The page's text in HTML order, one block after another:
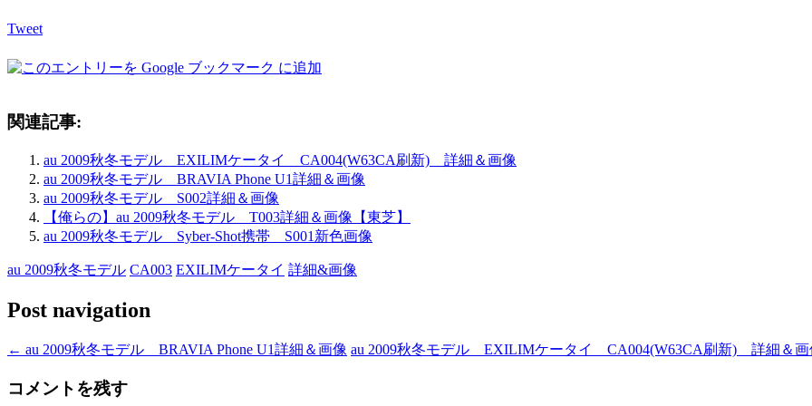
Tweet
関連記事:
au 2009秋冬モデル EXILIMケータイ CA004(W63CA刷新) 詳細＆画像
au 2009秋冬モデル BRAVIA Phone U1詳細＆画像
au 2009秋冬モデル S002詳細＆画像
【俺らの】au 2009秋冬モデル T003詳細＆画像【東芝】
au 2009秋冬モデル Syber-Shot携帯 S001新色画像
au 2009秋冬モデル CA003 EXILIMケータイ 詳細&画像
Post navigation
← au 2009秋冬モデル BRAVIA Phone U1詳細＆画像 au 2009秋冬モデル EXILIMケータイ CA004(W63CA刷新) 詳細＆
コメントを残す